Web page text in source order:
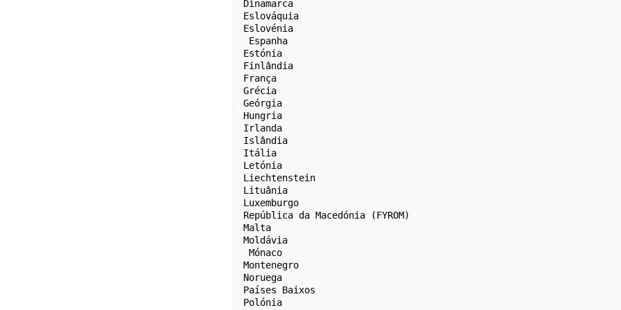
Dinamarca
Eslováquia
Eslovénia
Estónia
Finlândia
França
Grécia
Geórgia
Hungria
Irlanda
Islândia
Itália
Letónia
Liechtenstein
Lituânia
Luxemburgo
República da Macedónia (FYROM)
Malta
Moldávia
Montenegro
Noruega
Países Baixos
Polónia